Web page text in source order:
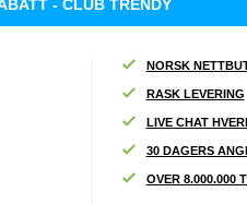
- CLUB TRENDY
NORSK
RASK LEVERING
LIVE CHAT
30 DAGERS
OVER 8.000.000